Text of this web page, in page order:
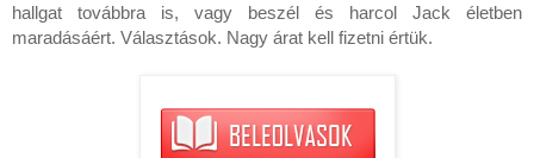
hallgat továbbra is, vagy beszél és harcol Jack életben
maradásáért. Választások. Nagy árat kell fizetni értük.